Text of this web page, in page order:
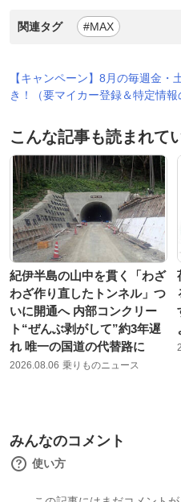
関連タグ #MAX
【キャンペーン】8月の毎週金・
き！（要マイカー登録＆特定情報
こんな記事も読まれて
紀伊半島の山中を貫く「わざ
わざ作り直したトンネル」つ
いに開通へ 内部コンクリー
ト“ぜんぶ剥がして”約3年遅
れ 唯一の国道の代替路に
2026.08.06 乗りものニュース
みんなのコメント
使い方